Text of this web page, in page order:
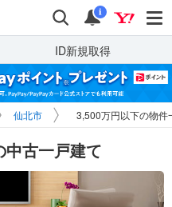
検索 通知
i
ID新規取得
仙北市 3,500万円以下の物件
古一戸建て